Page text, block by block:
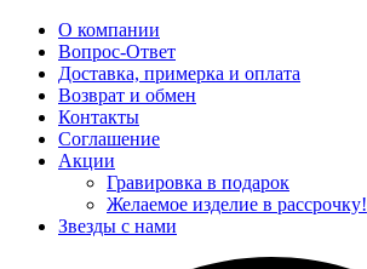
О компании
Вопрос-Ответ
Доставка, примерка и оплата
Возврат и обмен
Контакты
Соглашение
Акции
Гравировка в подарок
Желаемое изделие в рассрочку!
Звезды с нами